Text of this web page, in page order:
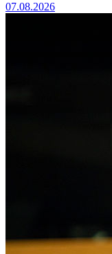
07.08.2026